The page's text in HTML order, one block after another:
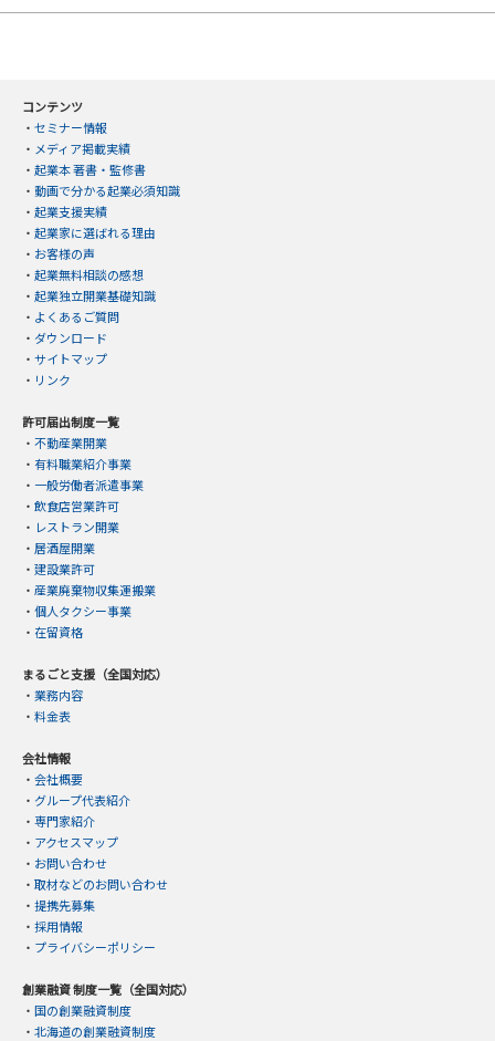
コンテンツ
・ セミナー情報
・ メディア掲載実績
・ 起業本 著書・監修書
・ 動画で分かる起業必須知識
・ 起業支援実績
・ 起業家に選ばれる理由
・ お客様の声
・ 起業無料相談の感想
・ 起業独立開業基礎知識
・ よくあるご質問
・ ダウンロード
・ サイトマップ
・ リンク
許可届出制度一覧
・ 不動産業開業
・ 有料職業紹介事業
・ 一般労働者派遣事業
・ 飲食店営業許可
・ レストラン開業
・ 居酒屋開業
・ 建設業許可
・ 産業廃棄物収集運搬業
・ 個人タクシー事業
・ 在留資格
まるごと支援（全国対応）
・ 業務内容
・ 料金表
会社情報
・ 会社概要
・ グループ代表紹介
・ 専門家紹介
・ アクセスマップ
・ お問い合わせ
・ 取材などのお問い合わせ
・ 提携先募集
・ 採用情報
・ プライバシーポリシー
創業融資 制度一覧（全国対応）
・ 国の創業融資制度
・ 北海道の創業融資制度